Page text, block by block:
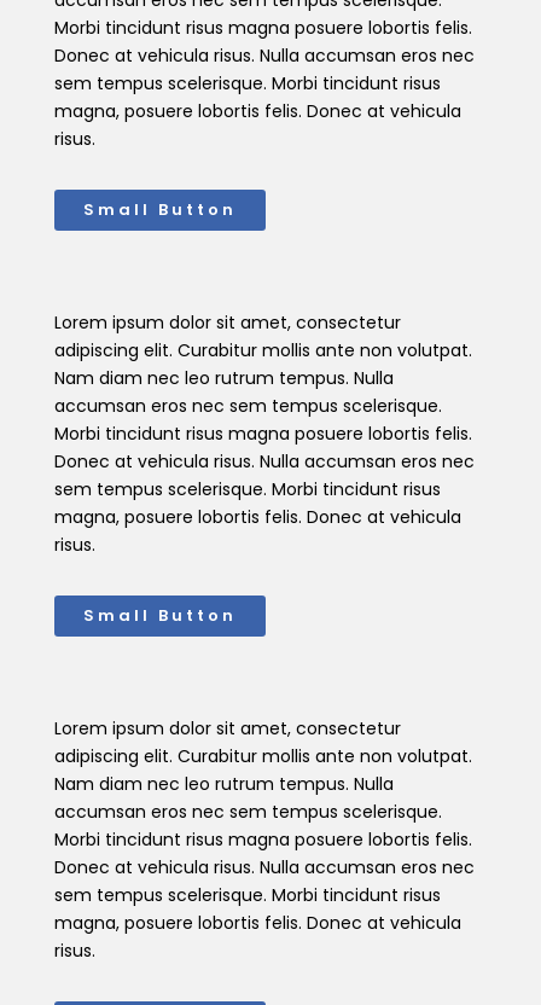
Morbi tincidunt risus magna posuere lobortis felis.
Donec at vehicula risus. Nulla accumsan eros nec
sem tempus scelerisque. Morbi tincidunt risus
magna, posuere lobortis felis. Donec at vehicula
risus.
Small Button
Lorem ipsum dolor sit amet, consectetur
adipiscing elit. Curabitur mollis ante non volutpat.
Nam diam nec leo rutrum tempus. Nulla
accumsan eros nec sem tempus scelerisque.
Morbi tincidunt risus magna posuere lobortis felis.
Donec at vehicula risus. Nulla accumsan eros nec
sem tempus scelerisque. Morbi tincidunt risus
magna, posuere lobortis felis. Donec at vehicula
risus.
Small Button
Lorem ipsum dolor sit amet, consectetur
adipiscing elit. Curabitur mollis ante non volutpat.
Nam diam nec leo rutrum tempus. Nulla
accumsan eros nec sem tempus scelerisque.
Morbi tincidunt risus magna posuere lobortis felis.
Donec at vehicula risus. Nulla accumsan eros nec
sem tempus scelerisque. Morbi tincidunt risus
magna, posuere lobortis felis. Donec at vehicula
risus.